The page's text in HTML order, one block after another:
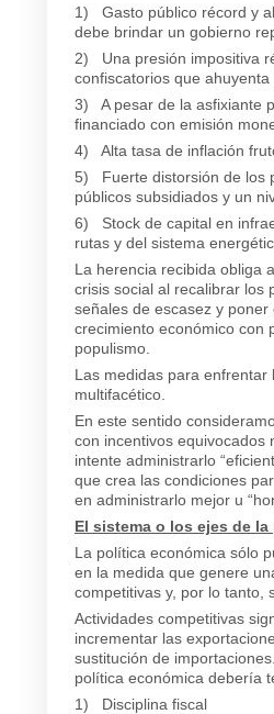
1) Gasto público récord y
debe brindar un gobierno
2) Una presión impositiva
confiscatorios que ahuyenta
3) A pesar de la asfixiante
financiado con emisión
4) Alta tasa de inflación
5) Fuerte distorsión de los
públicos subsidiados y un
6) Stock de capital en
rutas y del sistema
La herencia recibida obliga
crisis social al recalibrar los
señales de escasez y
crecimiento económico con
populismo.
Las medidas para
multifacético.
En este sentido
con incentivos equivocados
intente administrarlo
que crea las condiciones
en administrarlo mejor u
El sistema o los ejes de
La política económica sólo
en la medida que genere
competitivas y, por lo tanto,
Actividades competitivas
incrementar las
sustitución de
política económica debería
1) Disciplina fiscal